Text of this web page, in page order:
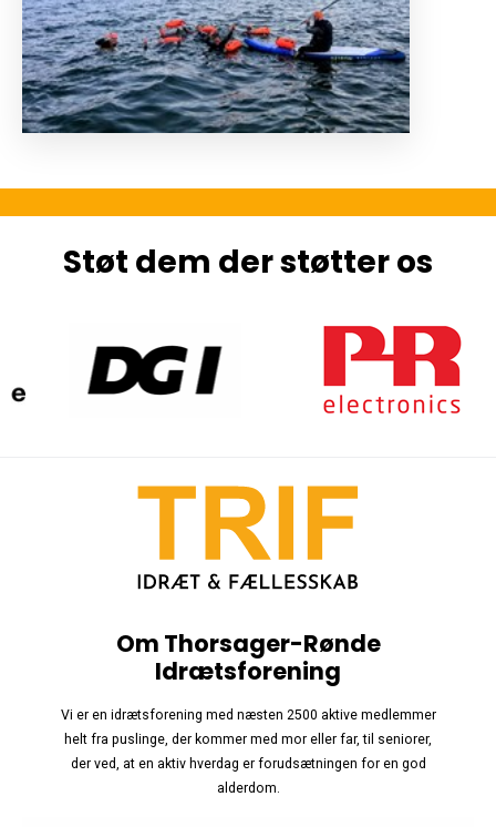
Støt dem der støtter os
Om Thorsager-Rønde
Idrætsforening
Vi er en idrætsforening med næsten 2500 aktive medlemmer
helt fra puslinge, der kommer med mor eller far, til seniorer,
der ved, at en aktiv hverdag er forudsætningen for en god
alderdom.